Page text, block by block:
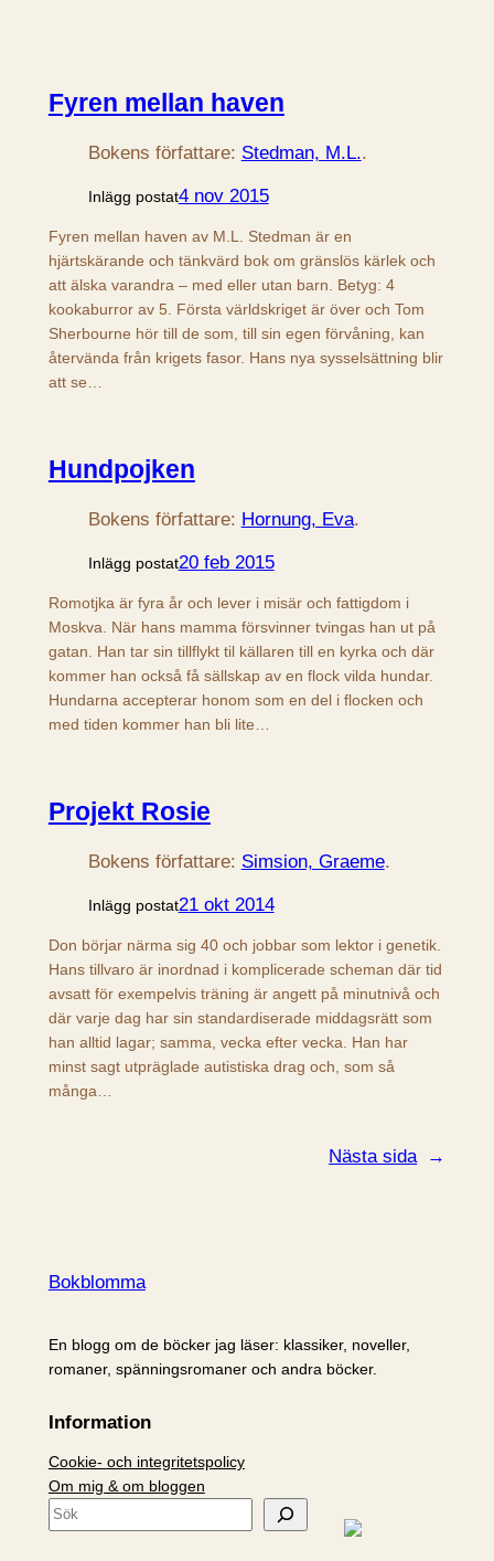
Fyren mellan haven
Bokens författare: Stedman, M.L..
Inlägg postat4 nov 2015
Fyren mellan haven av M.L. Stedman är en
hjärtskärande och tänkvärd bok om gränslös kärlek och
att älska varandra – med eller utan barn. Betyg: 4
kookaburror av 5. Första världskriget är över och Tom
Sherbourne hör till de som, till sin egen förvåning, kan
återvända från krigets fasor. Hans nya sysselsättning blir
att se…
Hundpojken
Bokens författare: Hornung, Eva.
Inlägg postat20 feb 2015
Romotjka är fyra år och lever i misär och fattigdom i
Moskva. När hans mamma försvinner tvingas han ut på
gatan. Han tar sin tillflykt til källaren till en kyrka och där
kommer han också få sällskap av en flock vilda hundar.
Hundarna accepterar honom som en del i flocken och
med tiden kommer han bli lite…
Projekt Rosie
Bokens författare: Simsion, Graeme.
Inlägg postat21 okt 2014
Don börjar närma sig 40 och jobbar som lektor i genetik.
Hans tillvaro är inordnad i komplicerade scheman där tid
avsatt för exempelvis träning är angett på minutnivå och
där varje dag har sin standardiserade middagsrätt som
han alltid lagar; samma, vecka efter vecka. Han har
minst sagt utpräglade autistiska drag och, som så
många…
Nästa sida →
Bokblomma
En blogg om de böcker jag läser: klassiker, noveller,
romaner, spänningsromaner och andra böcker.
Information
Cookie- och integritetspolicy
Om mig & om bloggen
S